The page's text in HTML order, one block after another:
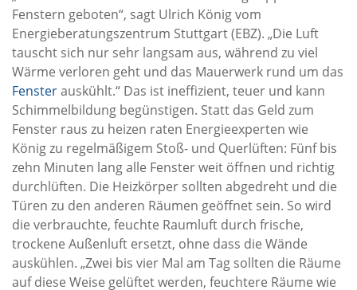
Fenstern geboten“, sagt Ulrich König vom
Energieberatungszentrum Stuttgart (EBZ). „Die Luft
tauscht sich nur sehr langsam aus, während zu viel
Wärme verloren geht und das Mauerwerk rund um das
Fensterauskühlt.“ Das ist ineffizient, teuer und kann
Schimmelbildung begünstigen. Statt das Geld zum
Fenster raus zu heizen raten Energieexperten wie
König zu regelmäßigem Stoß- und Querlüften: Fünf bis
zehn Minuten lang alle Fenster weit öffnen und richtig
durchlüften. Die Heizkörper sollten abgedreht und die
Türen zu den anderen Räumen geöffnet sein. So wird
die verbrauchte, feuchte Raumluft durch frische,
trockene Außenluft ersetzt, ohne dass die Wände
auskühlen. „Zwei bis vier Mal am Tag sollten die Räume
auf diese Weise gelüftet werden, feuchtere Räume wie